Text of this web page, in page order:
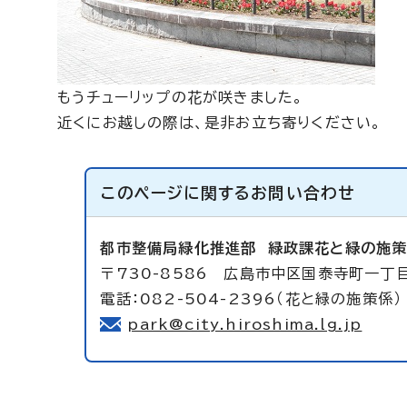
もうチューリップの花が咲きました。
近くにお越しの際は、是非お立ち寄りください。
このページに関する お問い合わせ
都市整備局緑化推進部 緑政課花と緑の施
〒730-8586 広島市中区国泰寺町一丁
電話：082-504-2396（花と緑の施策係）
park@city.hiroshima.lg.jp